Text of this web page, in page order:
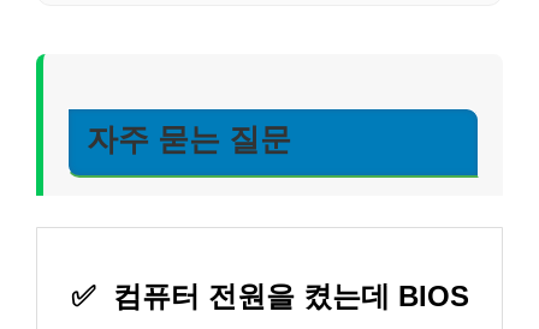
자주 묻는 질문
✅
컴퓨터 전원을 켰는데 BIOS